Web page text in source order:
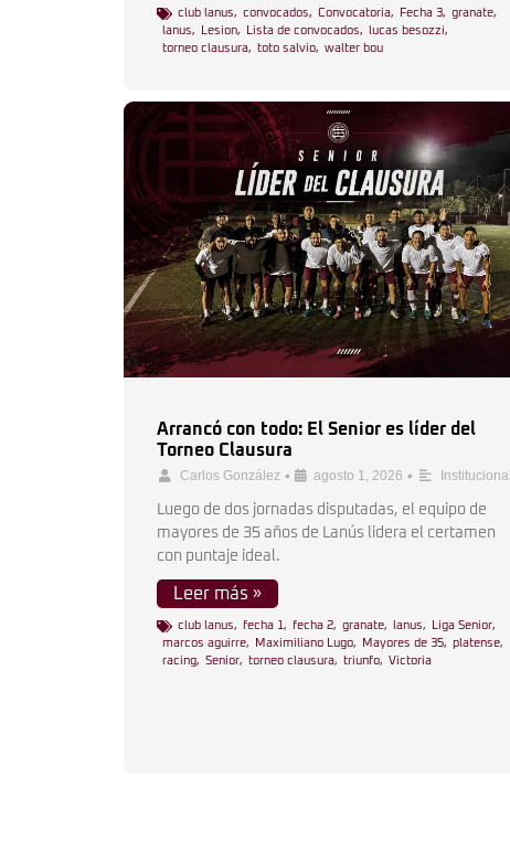
club lanus, convocados, Convocatoria, Fecha 3, granate,
lanus, Lesion, Lista de convocados, lucas besozzi,
torneo clausura, toto salvio, walter bou
Arrancó con todo: El Senior es líder del
Torneo Clausura
Carlos González • agosto 1, 2026 • Institucional
Luego de dos jornadas disputadas, el equipo de
mayores de 35 años de Lanús lidera el certamen
con puntaje ideal.
Leer más »
club lanus, fecha 1 , fecha 2, granate, lanus, Liga Senior,
marcos aguirre, Maximiliano Lugo, Mayores de 35, platense,
racing, Senior, torneo clausura, triunfo, Victoria